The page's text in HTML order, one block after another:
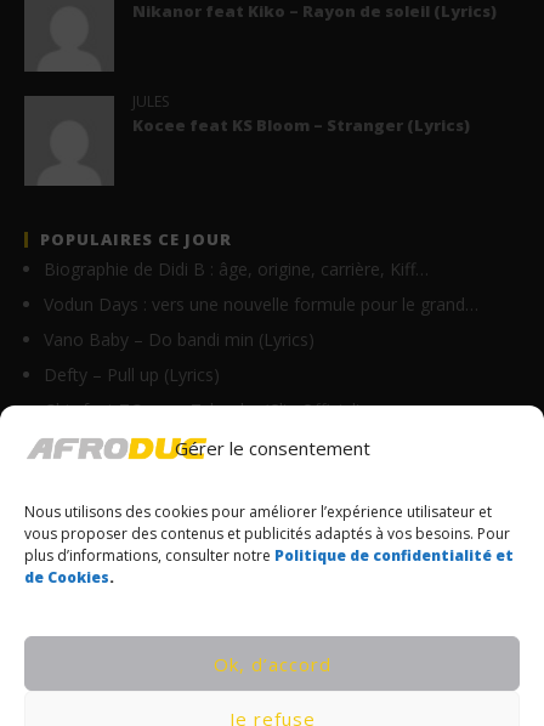
Gérer le consentement
Nous utilisons des cookies pour améliorer l’expérience utilisateur et
vous proposer des contenus et publicités adaptés à vos besoins. Pour
plus d’informations, consulter notre Politique de confidentialité et
de Cookies.
Ok, d’accord
Je refuse
Nikanor feat Kiko – Rayon de soleil (Lyrics)
JULES
Kocee feat KS Bloom – Stranger (Lyrics)
POPULAIRES CE JOUR
Biographie de Didi B : âge, origine, carrière, Kiff…
Vodun Days : vers une nouvelle formule pour le grand…
Vano Baby – Do bandi min (Lyrics)
Defty – Pull up (Lyrics)
Ghix feat TGang – Tchouka (Clip Officiel)
Tyaf – Chérie Pam (Clip Officiel)
Goulam – C’est confirmé (Lyrics)
3xdavs feat Didi B – Bodoingadai (Lyrics)
Fally Ipupa – Sans limite (Lyrics & Traduction)‎
© Copyrights Afroduc | Tous droits réservés